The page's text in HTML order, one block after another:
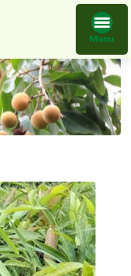
Tabulampot Grosir